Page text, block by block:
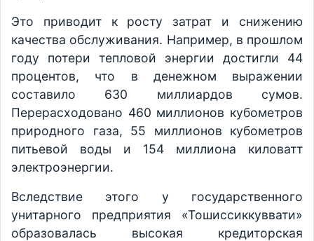
Это приводит к росту затрат и снижению
качества обслуживания. Например, в прошлом
году потери тепловой энергии достигли 44
процентов, что в денежном выражении
составило 630 миллиардов сумов.
Перерасходовано 460 миллионов кубометров
природного газа, 55 миллионов кубометров
питьевой воды и 154 миллиона киловатт
электроэнергии.
Вследствие этого у государственного
унитарного предприятия «Тошиссиккуввати»
образовалась высокая кредиторская